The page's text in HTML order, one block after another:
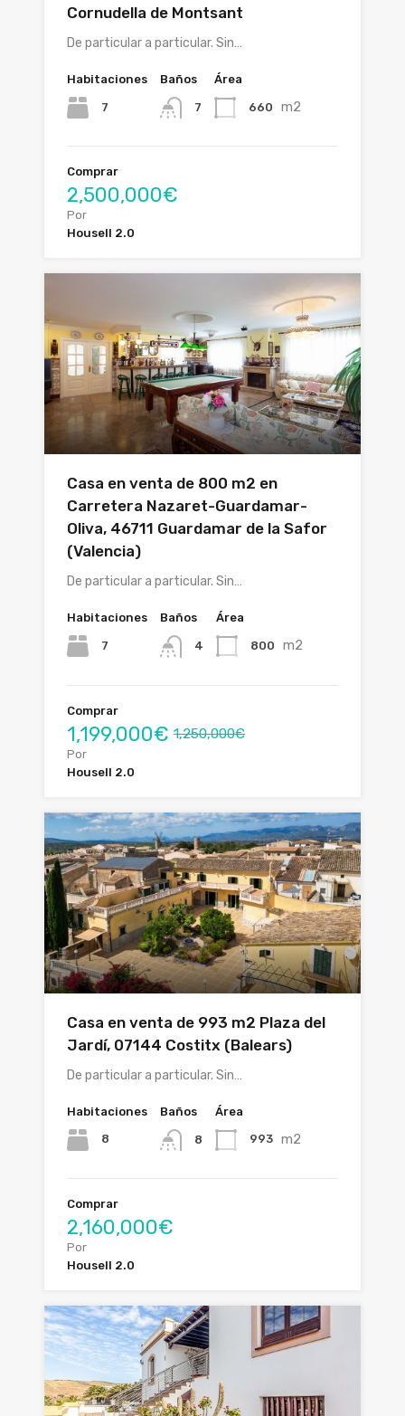
Cornudella de Montsant
De particular a particular. Sin…
Habitaciones
7
Baños
7
Área
660 m2
Comprar
2,500,000€
Por
Housell 2.0
Casa en venta de 800 m2 en
Carretera Nazaret-Guardamar-
Oliva, 46711 Guardamar de la Safor
(Valencia)
De particular a particular. Sin…
Habitaciones
7
Baños
4
Área
800 m2
Comprar
1,199,000€ 1,250,000€
Por
Housell 2.0
Casa en venta de 993 m2 Plaza del
Jardí, 07144 Costitx (Balears)
De particular a particular. Sin…
Habitaciones
8
Baños
8
Área
993 m2
Comprar
2,160,000€
Por
Housell 2.0